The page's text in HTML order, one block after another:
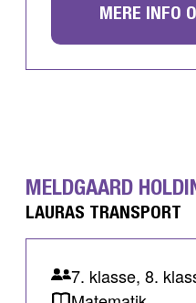
MERE INFO
MELDGAARD
LAURAS TRANSPORT
7. klasse, 8.